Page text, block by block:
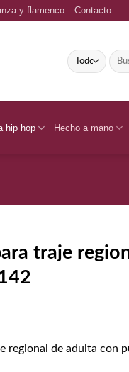
y flamenco Contacto
Buscar
por:
hip hop Hecho a mano
traje
regional de adulta con